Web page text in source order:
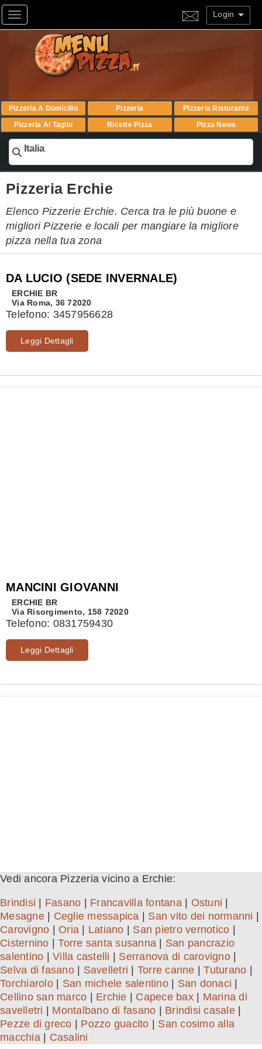
Toggle navigation Login
Pizzeria A Domicilio Pizzeria
Pizzeria Ristorante
Pizzeria Al Taglio
Ricette Pizza Pizza News
Italia
Pizzeria Erchie
Elenco Pizzerie Erchie. Cerca tra le più buone e
migliori Pizzerie e locali per mangiare la migliore
pizza nella tua zona
DA LUCIO (SEDE INVERNALE)
ERCHIE BR
Via Roma, 36 72020
Telefono: 3457956628
Leggi Dettagli
MANCINI GIOVANNI
ERCHIE BR
Via Risorgimento, 158 72020
Telefono: 0831759430
Leggi Dettagli
Vedi ancora Pizzeria vicino a Erchie:
Brindisi Fasano Francavilla fontana| Ostuni
Mesagne| Ceglie messapica San vito dei normanni
Carovigno
Oria Latiano San pietro vernotico
Cisternino |Torre santa susanna
San pancrazio
salentino
Villa castelli Serranova di carovigno|
Selva di fasano| Savelletri Torre canne |Tuturano
Torchiarolo| San michele salentino| San donaci
Cellino san marco
Erchie Capece bax| Marina di
savelletri
Montalbano di fasano Brindisi casale|
Pezze di greco
Pozzo guacito
San cosimo alla
macchia| Casalini